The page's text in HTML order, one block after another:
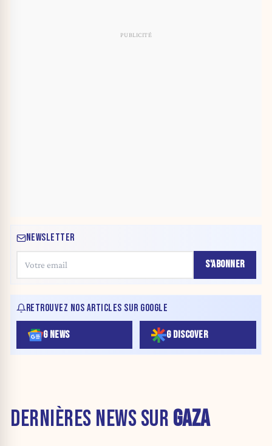
NEWSLETTER
S'ABONNER
RETROUVEZ NOS ARTICLES SUR GOOGLE
G NEWS G DISCOVER
DERNIÈRES NEWS SUR GAZA